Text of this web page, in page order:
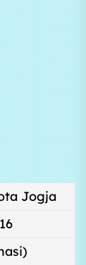
Jogja